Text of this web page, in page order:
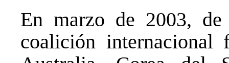
En marzo de 2003,
coalición